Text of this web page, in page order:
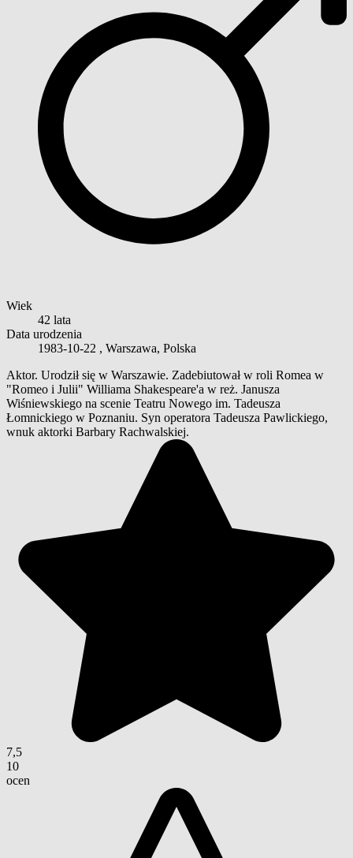
Wiek
42 lata
Data urodzenia
1983-10-22 , Warszawa, Polska
Aktor. Urodził się w Warszawie. Zadebiutował w roli Romea w
"Romeo i Julii" Williama Shakespeare'a w reż. Janusza
Wiśniewskiego na scenie Teatru Nowego im. Tadeusza
Łomnickiego w Poznaniu. Syn operatora Tadeusza Pawlickiego,
wnuk aktorki Barbary Rachwalskiej.
7,5
10
ocen